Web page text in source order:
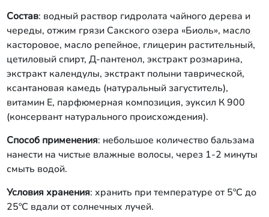
Состав: водный раствор гидролата чайного дерева и
череды, отжим грязи Сакского озера «Биоль», масло
касторовое, масло репейное, глицерин растительный,
цетиловый спирт, Д-пантенол, экстракт розмарина,
экстракт календулы, экстракт полыни таврической,
ксантановая камедь (натуральный загуститель),
витамин Е, парфюмерная композиция, эуксил К 900
(консервант натурального происхождения).
Способ применения: небольшое количество бальзама
нанести на чистые влажные волосы, через 1-2 минуты
смыть водой.
Условия хранения: хранить при температуре от 5ºC до
25ºС вдали от солнечных лучей.